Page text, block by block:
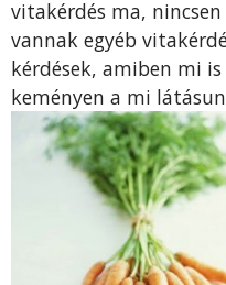
vitakérdés ma,
vannak egyéb
kérdések, amiben mi
keményen a mi